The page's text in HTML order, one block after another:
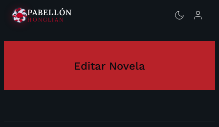
PABELLÓN
HONGLIAN
Editar Novela